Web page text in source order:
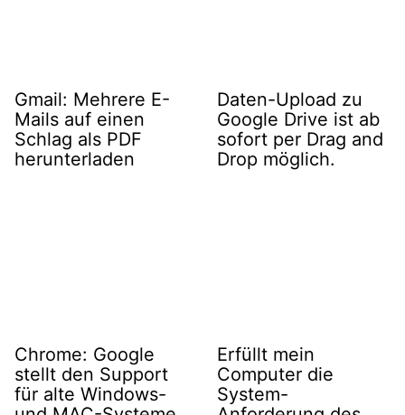
Gmail: Mehrere E-
Mails auf einen
Schlag als PDF
herunterladen
Daten-Upload zu
Google Drive ist ab
sofort per Drag and
Drop möglich.
Chrome: Google
stellt den Support
für alte Windows-
Erfüllt mein
Computer die
System-